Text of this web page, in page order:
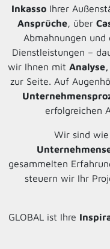
InkassoIhrer
Ansprüche, über
Abmahnungen
Dienstleistungen –
wir Ihnen mit
zur Seite. Auf
erfolgreichen
Wir sind
gesammelten
steuern wir Ihr
GLOBAL ist Ihre